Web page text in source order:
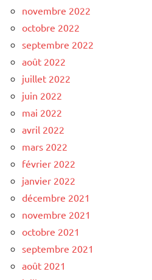
novembre 2022
octobre 2022
septembre 2022
août 2022
juillet 2022
juin 2022
mai 2022
avril 2022
mars 2022
février 2022
janvier 2022
décembre 2021
novembre 2021
octobre 2021
septembre 2021
août 2021